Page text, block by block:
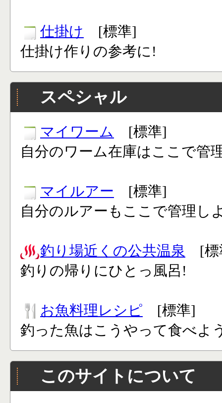
仕掛け [標準]
仕掛け作りの参考に!
スペシャル
マイワーム
[標準]
自分のワーム在庫はここで管
マイルアー [標準]
自分のルアーもここで管理し
釣り場近くの公共温泉 [標
釣りの帰りにひとっ風呂!
お魚料理レシピ [標準]
釣った魚はこうやって食べよ
このサイトについて